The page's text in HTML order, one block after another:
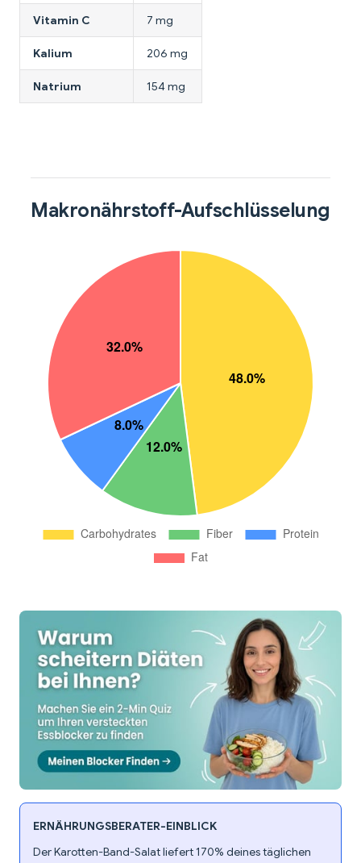
Vitamin C 7 mg
Kalium 206 mg
Natrium 154 mg
Makronährstoff-Aufschlüsselung
ERNÄHRUNGSBERATER-EINBLICK
Der Karotten-Band-Salat liefert 170% deines täglichen